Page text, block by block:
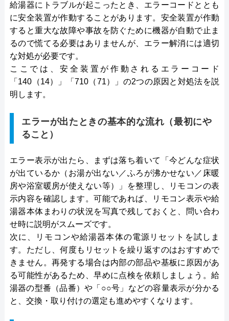
給湯器にトラブルが起こったとき、エラーコードととも
に安全装置が作動することがあります。安全装置が作動
すると重大な故障や事故を防ぐために機器が自動で止ま
るので慌てる必要はありませんが、エラー解消には適切
な対処が必要です。
ここでは、安全装置が作動されるエラーコード
「140（14）」「710（71）」の2つの原因と対処法を説
明します。
エラーが出たときの基本的な流れ（最初にや
ること）
エラー表示が出たら、まずは落ち着いて「今どんな症状
が出ているか（お湯が出ない／ふろが沸かせない／床暖
房や浴室暖房が使えない等）」を整理し、リモコンの表
示内容を確認します。可能であれば、リモコン表示や給
湯器本体まわりの状況を写真で残しておくと、問い合わ
せ時に説明がスムーズです。
次に、リモコンや給湯器本体の電源リセットを試しま
す。ただし、何度もリセットを繰り返すのはおすすめで
きません。再発する場合は内部の部品や基板に原因があ
る可能性があるため、早めに点検を依頼しましょう。給
湯器の型番（品番）や「○○号」などの容量表示が分かる
と、交換・取り付けの選定も進めやすくなります。